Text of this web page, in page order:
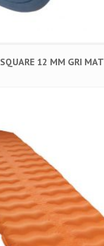
SQUARE 12 MM GRI MAT